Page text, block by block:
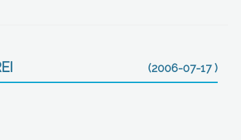
(2006-07-17 )